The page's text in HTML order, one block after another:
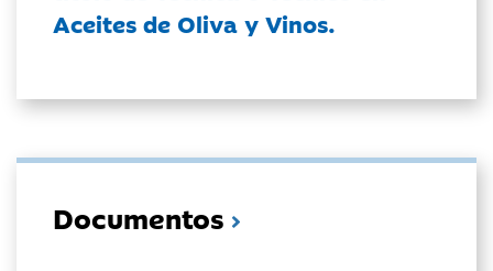
Aceites de Oliva y Vinos.
Documentos